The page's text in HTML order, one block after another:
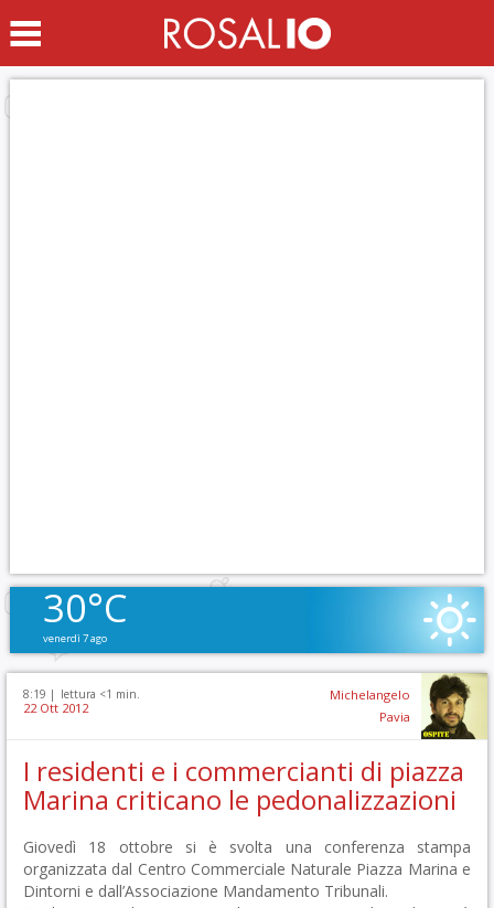
30°C
venerdì 7 ago
8:19 | lettura <1 min.
22 Ott 2012
Michelangelo
Pavia
I residenti e i commercianti di piazza
Marina criticano le pedonalizzazioni
Giovedì 18 ottobre si è svolta una conferenza stampa
organizzata dal Centro Commerciale Naturale Piazza Marina e
Dintorni e dall’Associazione Mandamento Tribunali.